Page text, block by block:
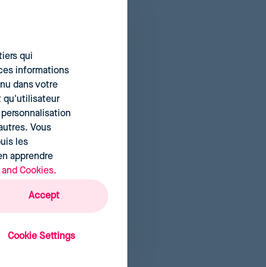
sur
qui
informations
dans votre
qu'utilisateur
Vous
les
apprendre
Cookies.
Accept
Cookie Settings